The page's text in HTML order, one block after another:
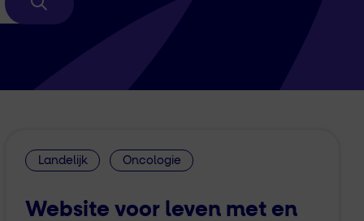
Landelijk Oncologie
Website voor leven met en